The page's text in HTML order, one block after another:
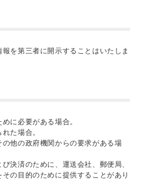
を第三者に開示することはいたしま
に必要がある場合。
た場合。
の他の政府機関からの要求がある場
決済のために、運送会社、郵便局、
の目的のために提供することがあり